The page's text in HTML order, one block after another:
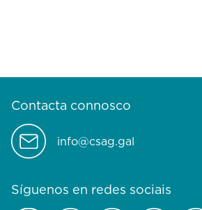
Contacta connosco
info@csag.gal
Síguenos en redes sociais